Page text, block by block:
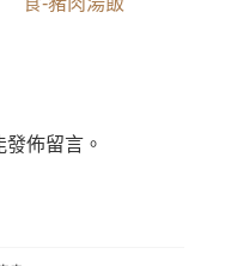
佈留言。